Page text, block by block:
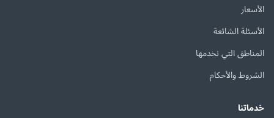
الأسعار
الأسئلة الشائعة
المناطق التي نخدمها
الشروط والأحكام
خدماتنا